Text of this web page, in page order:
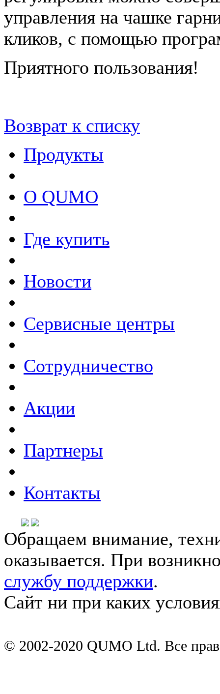
управления на чашке
кликов, с помощью
Приятного пользования!
Возврат к списку
Продукты
О QUMO
Где купить
Новости
Сервисные центры
Сотрудничество
Акции
Партнеры
Контакты
Обращаем внимание,
оказывается. При
службу поддержки.
Сайт ни при каких
© 2002-2020 QUMO Ltd. Все